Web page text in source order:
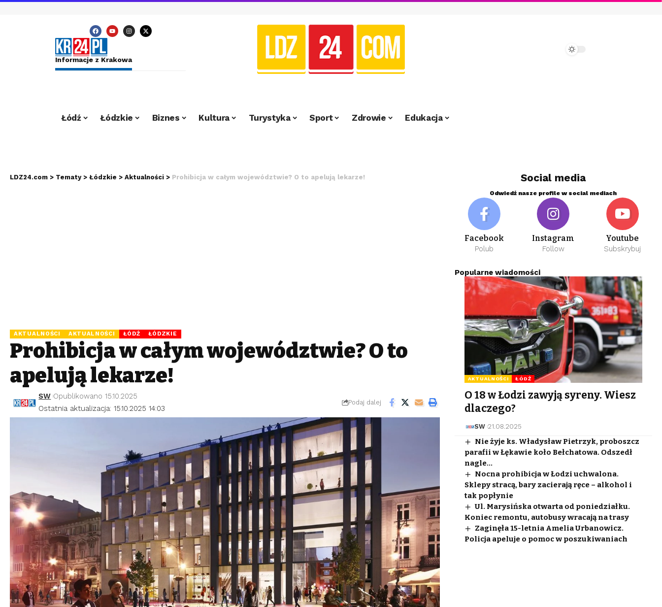
Informacje z Krakowa
Łódź Łódzkie Biznes Kultura Turystyka Sport Zdrowie Edukacja
LDZ24.com > Tematy> Łódzkie > Aktualności > Prohibicja w całym województwie? O to apelują lekarze!
AKTUALNOŚCI AKTUALNOŚCI ŁÓDŹ ŁÓDZKIE
Prohibicja w całym województwie? O to
apelują lekarze!
Ostatnia aktualizacja: 15.10.2025 14:03
SW Opublikowano 15.10.2025
Podaj dalej
Social media
Odwiedź nasze profile w social mediach
Facebook
Polub
Instagram
Follow
Youtube
Subskrybuj
Popularne wiadomości
AKTUALNOŚCI ŁÓDŹ
O 18 w Łodzi zawyją syreny. Wiesz
dlaczego?
SW 21.08.2025
Nie żyje ks. Władysław Pietrzyk, proboszcz
parafii w Łękawie koło Bełchatowa. Odszedł
nagle…
Nocna prohibicja w Łodzi uchwalona.
Sklepy stracą, bary zacierają ręce – alkohol i
tak popłynie
Ul. Marysińska otwarta od poniedziałku.
Koniec remontu, autobusy wracają na trasy
Zaginęła 15-letnia Amelia Urbanowicz.
Policja apeluje o pomoc w poszukiwaniach